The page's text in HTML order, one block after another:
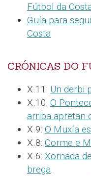
Fútbol da
Guía para
Costa
CRÓNICAS DO
X.11: Un derbi
X.10: O
arriba apretan
X.9: O Muxía
X.8: Corme e
X.6: Xornada
brega.